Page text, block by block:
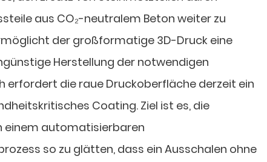
aus CO₂-neutralem Beton weiter zu
der großformatige 3D-Druck eine
Herstellung der notwendigen
erfordert die raue Druckoberfläche derzeit ein
Coating. Ziel ist es, die
einem automatisierbaren
so zu glätten, dass ein Ausschalen ohne